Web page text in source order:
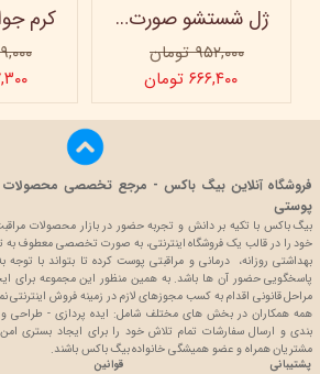
ژل شستشو صورت ویتابلا - 300 میلی لیتر
۹۵۲,۰۰۰ تومان
۶۶۶,۴۰۰ تومان
پشتیبانی
قوانین
فروشگاه آنلاین بیگ باکس - مرجع تخصصی محصولات
پوستی
خود را در قالب یک فروشگاه اینترنتی، به صورت تخصصی معطوف به
بهداشتی روزانه، درمانی و مراقبتی پوست کرده تا بتواند با توجه
پاسخگویی حضور آن ها باشد. به همین منظور این مجموعه برای
مراحل قانونی اقدام به کسب مجوزهای لازم در زمینه فروش اینترنتی
همه همکاران در بخش های مختلف شامل: ایده پردازی - طراحی و
بندی و ارسال سفارشات تمام تلاش خود را برای ایجاد بستری
مشتریان همراه و عضو همیشگی خانواده بیگ باکس باشند.